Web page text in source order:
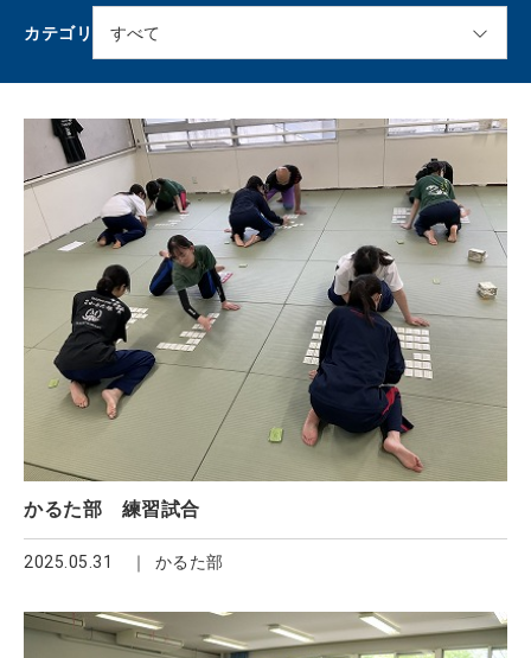
カテゴリ
かるた部 練習試合
2025.05.31 かるた部